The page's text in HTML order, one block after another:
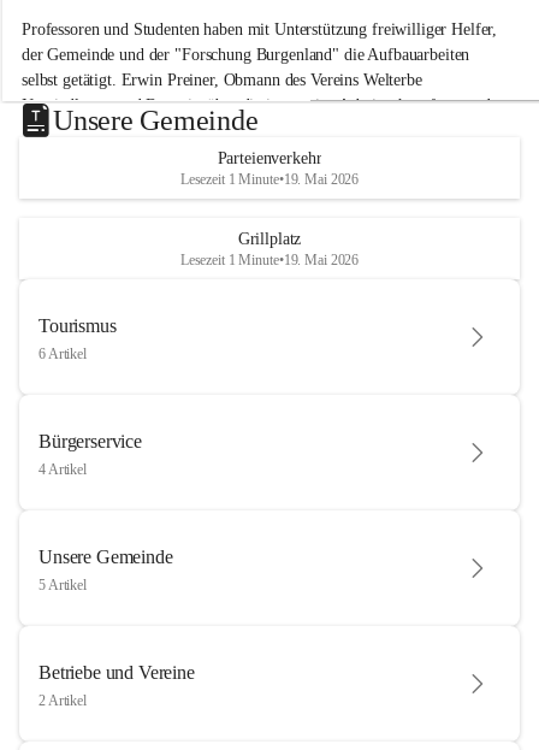
Professoren und Studenten haben mit Unterstützung freiwilliger Helfer,
der Gemeinde und der "Forschung Burgenland" die Aufbauarbeiten
selbst getätigt. Erwin Preiner, Obmann des Vereins Welterbe
Neusiedlersee und Bgm. ist über die innovative Arbeit sehr erfreut und
hofft auf baldige praktische Anwendung der Forschungsergebnisse.
Gerade in Zeiten des Klimawandels ist jede technologische Innovation
wichtig!
Unsere Gemeinde
Parteienverkehr
Lesezeit 1 Minute•19. Mai 2026
Grillplatz
Lesezeit 1 Minute•19. Mai 2026
Tourismus
6 Artikel
Bürgerservice
4 Artikel
Unsere Gemeinde
5 Artikel
Betriebe und Vereine
2 Artikel